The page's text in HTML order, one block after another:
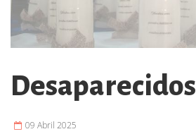
Desaparecidos
09 Abril 2025